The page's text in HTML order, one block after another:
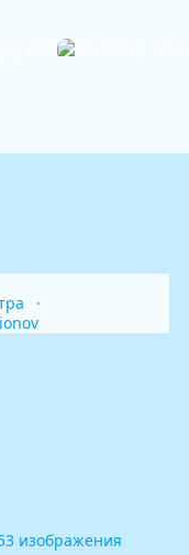
slide
slide
изображения